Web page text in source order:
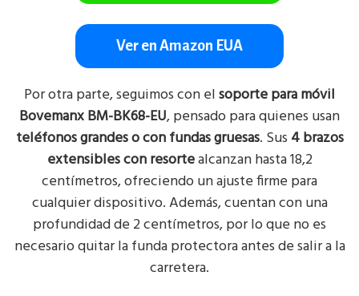
Ver en Amazon EUA
Por otra parte, seguimos con elsoporte para móvil
Bovemanx BM-BK68-EU, pensado para quienes usan
teléfonos grandes o con fundas gruesas. Sus 4 brazos
extensibles con resortealcanzan hasta 18,2
centímetros, ofreciendo un ajuste firme para
cualquier dispositivo. Además, cuentan con una
profundidad de 2 centímetros, por lo que no es
necesario quitar la funda protectora antes de salir a la
carretera.